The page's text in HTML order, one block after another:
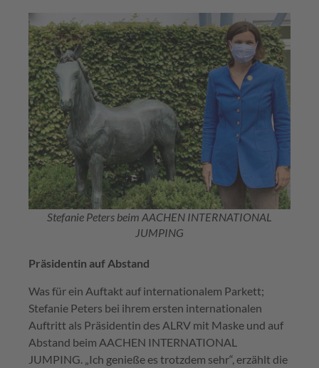
Stefanie Peters beim AACHEN INTERNATIONAL
JUMPING
Präsidentin auf Abstand
Was für ein Auftakt auf internationalem Parkett;
Stefanie Peters bei ihrem ersten internationalen
Auftritt als Präsidentin des ALRV mit Maske und auf
Abstand beim AACHEN INTERNATIONAL
JUMPING. „Ich genieße es trotzdem sehr“, erzählt die